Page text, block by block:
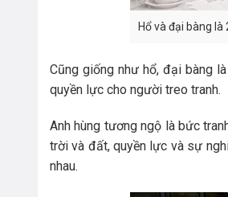
Hổ và đại bàng
Cũng giống như hổ, đại bàng
quyền lực cho người treo tranh.
Anh hùng tương ngộ là bức
trời và đất, quyền lực và sự
nhau.